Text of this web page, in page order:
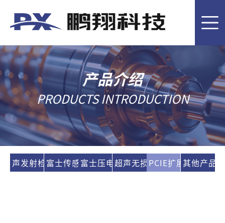
PRODUCTS INTRODUCTION
产品介绍
声发射检测系统
富士传感器富士压电陶瓷超声无损检测PCIE扩展坞其他产品
户
案
例
产
品
介
绍
技
术
应
关
于
新